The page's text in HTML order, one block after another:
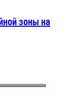
зоны на